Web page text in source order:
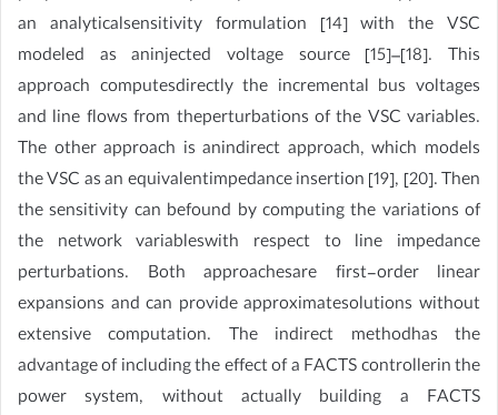
an analyticalsensitivity formulation [14] with the VSC
modeled as aninjected voltage source [15]–[18]. This
approach computesdirectly the incremental bus voltages
and line flows from theperturbations of the VSC variables.
The other approach is anindirect approach, which models
the VSC as an equivalentimpedance insertion [19], [20]. Then
the sensitivity can befound by computing the variations of
the network variableswith respect to line impedance
perturbations. Both approachesare first-order linear
expansions and can provide approximatesolutions without
extensive computation. The indirect methodhas the
advantage of including the effect of a FACTS controllerin the
power system, without actually building a FACTS